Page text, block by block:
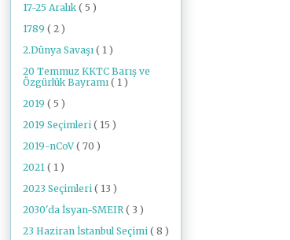
17-25 Aralık ( 5 )
1789 ( 2 )
2.Dünya Savaşı ( 1 )
20 Temmuz KKTC Barış ve
Özgürlük Bayramı ( 1 )
2019 ( 5 )
2019 Seçimleri ( 15 )
2019-nCoV( 70 )
2021 ( 1 )
2023 Seçimleri ( 13 )
2030'da İsyan-SMEIR ( 3 )
23 Haziran İstanbul Seçimi ( 8 )